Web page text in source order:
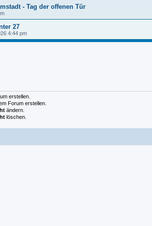
- Tag der offenen Tür
27
4:44 pm
erstellen.
Forum erstellen.
ändern.
löschen.